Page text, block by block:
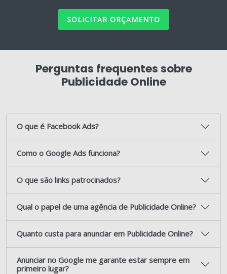
SOLICITAR ORÇAMENTO
Perguntas frequentes sobre
Publicidade Online
O que é Facebook Ads?
Como o Google Ads funciona?
O que são links patrocinados?
Qual o papel de uma agência de Publicidade Online?
Quanto custa para anunciar em Publicidade Online?
Anunciar no Google me garante estar sempre em
primeiro lugar?